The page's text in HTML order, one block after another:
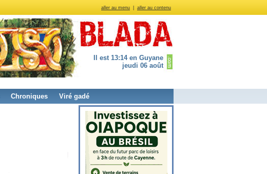
aller au menu aller au contenu
Il est 13:14 en Guyane
jeudi 06 août
Chroniques Viré gadé